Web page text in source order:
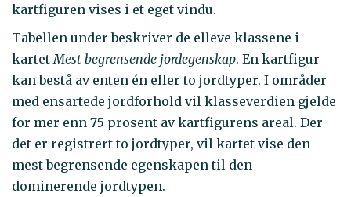
kartfiguren vises i et eget vindu.
Tabellen under beskriver de elleve klassene i
kartetMest begrensende jordegenskap. En kartfigur
kan bestå av enten én eller to jordtyper. I områder
med ensartede jordforhold vil klasseverdien gjelde
for mer enn 75 prosent av kartfigurens areal. Der
det er registrert to jordtyper, vil kartet vise den
mest begrensende egenskapen til den
dominerende jordtypen.